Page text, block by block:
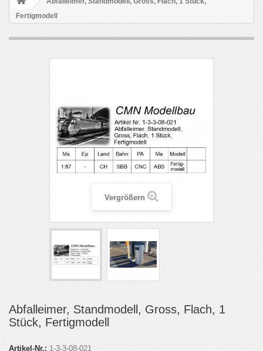
Fertigmodell
Vergrößern
Abfalleimer, Standmodell, Gross, Flach, 1
Stück, Fertigmodell
Artikel-Nr.: 1-3-3-08-021